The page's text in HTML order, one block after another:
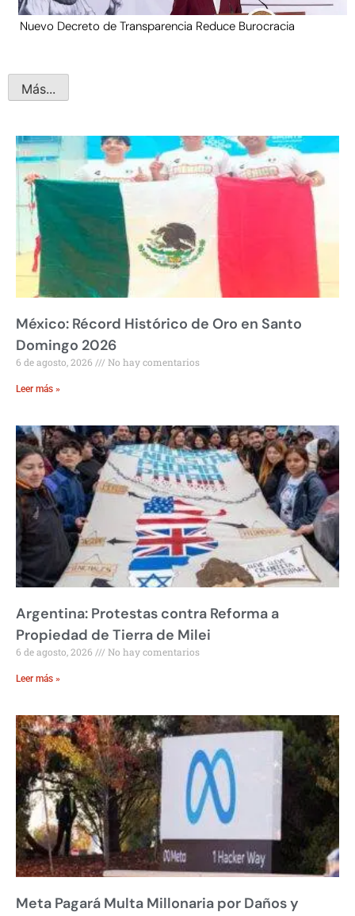
Nuevo Decreto de Transparencia Reduce Burocracia
Más...
México: Récord Histórico de Oro en Santo
Domingo 2026
6 de agosto, 2026 No hay comentarios
Leer más »
Argentina: Protestas contra Reforma a
Propiedad de Tierra de Milei
6 de agosto, 2026 No hay comentarios
Leer más »
Meta Pagará Multa Millonaria por Daños y